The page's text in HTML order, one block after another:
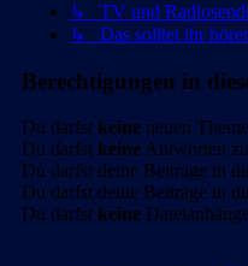
↳ TV und
↳ Das solltet ihr
Berechtigungen in
Du darfst keine neuen
Du darfst keineAntworten
Du darfst deine Beiträge in
Du darfst deine Beiträge in
Du darfst keine